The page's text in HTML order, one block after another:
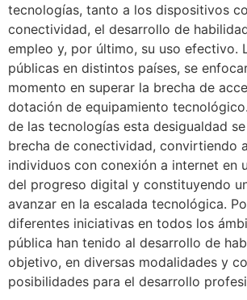
tecnologías, tanto a los dispositivos
conectividad, el desarrollo de
empleo y, por último, su uso efectivo.
públicas en distintos países, se
momento en superar la brecha de
dotación de equipamiento
de las tecnologías esta desigualdad
brecha de conectividad, convirtiendo
individuos con conexión a internet en
del progreso digital y constituyendo
avanzar en la escalada tecnológica.
diferentes iniciativas en todos los
pública han tenido al desarrollo de
objetivo, en diversas modalidades y
posibilidades para el desarrollo